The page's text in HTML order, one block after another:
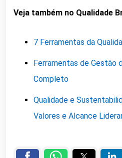
Veja também no Qualidade
7 Ferramentas da
Ferramentas de Gestão
Completo
Qualidade e
Valores e Alcance